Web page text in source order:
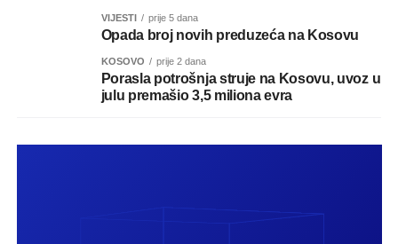
VIJESTI prije 5 dana
Opada broj novih preduzeća na Kosovu
KOSOVO prije 2 dana
Porasla potrošnja struje na Kosovu, uvoz u
julu premašio 3,5 miliona evra